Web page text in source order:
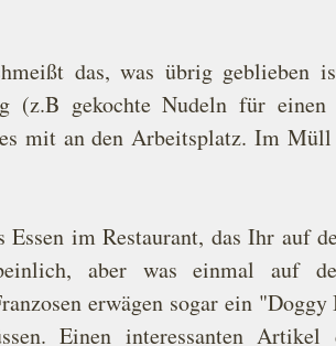
das, was übrig geblieben
(z.B gekochte Nudeln für
mit an den Arbeitsplatz. Im
Essen im Restaurant, das Ihr auf
aber was einmal auf
erwägen sogar ein